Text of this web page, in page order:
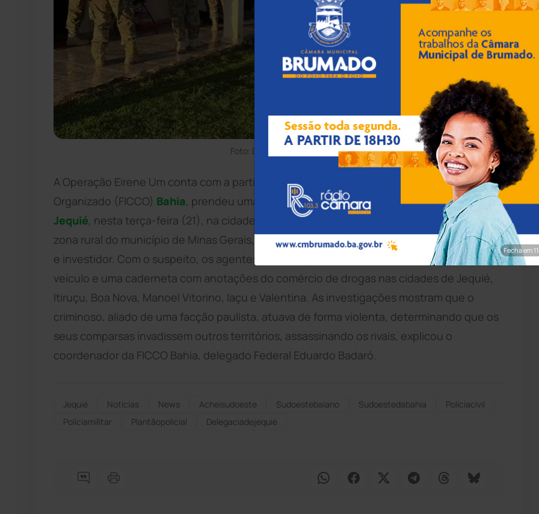
Foto: Divulgação/SSP-BA
A Operação Eirene Um conta com a participação da Força Integrada de Combate ao Crime
Organizado (FICCO) Bahia, prendeu uma liderança de facção criminosa com atuação em
Jequié, nesta terça-feira (21), na cidade mineira de Extrema. O suspeito foi localizado na
zona rural do município de Minas Gerais, onde ele fingia ser empresário, dono de padaria
e investidor. Com o suspeito, os agentes policiais apreenderam diversos celulares, um
veículo e uma caderneta com anotações do comércio de drogas nas cidades de Jequié,
Itiruçu, Boa Nova, Manoel Vitorino, Iaçu e Valentina. As investigações mostram que o
criminoso, aliado de uma facção paulista, atuava de forma violenta, determinando que os
seus comparsas invadissem outros territórios, assassinando os rivais, explicou o
coordenador da FICCO Bahia, delegado Federal Eduardo Badaró.
Jequié Notícias News Acheisudoeste Sudoestebaiano Sudoestedabahia
Políciacivil
Políciamilitar
Plantãopolicial Delegaciadejequié
Fecha em